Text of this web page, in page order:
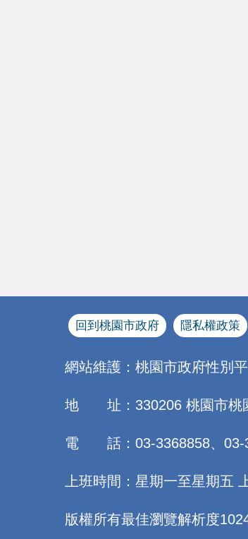
回到桃園市政府 隱私權政策
網站維護：桃園市政府性別
地 址：330206 桃園市桃
電 話：03-3368858、03-
上班時間：星期一至星期五
版權所有最佳瀏覽解析度